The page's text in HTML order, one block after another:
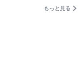
もっと見る